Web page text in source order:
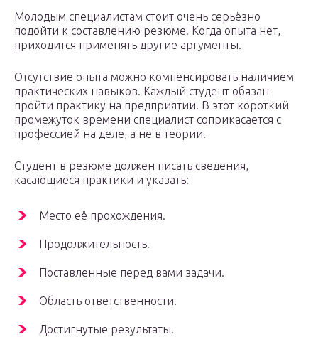
Молодым специалистам стоит очень серьёзно
подойти к составлению резюме. Когда опыта нет,
приходится применять другие аргументы.
Отсутствие опыта можно компенсировать наличием
практических навыков. Каждый студент обязан
пройти практику на предприятии. В этот короткий
промежуток времени специалист соприкасается с
профессией на деле, а не в теории.
Студент в резюме должен писать сведения,
касающиеся практики и указать:
Место её прохождения.
Продолжительность.
Поставленные перед вами задачи.
Область ответственности.
Достигнутые результаты.